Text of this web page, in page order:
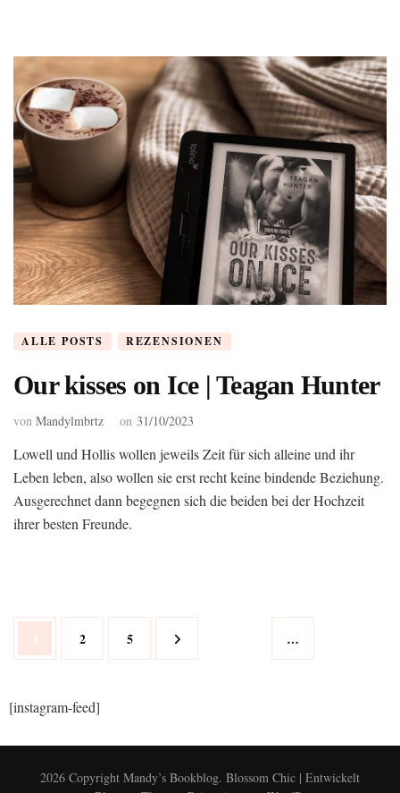
ALLE POSTS REZENSIONEN
Our kisses on Ice | Teagan Hunter
von Mandylmbrtz on 31/10/2023
Lowell und Hollis wollen jeweils Zeit für sich alleine und ihr
Leben leben, also wollen sie erst recht keine bindende Beziehung.
Ausgerechnet dann begegnen sich die beiden bei der Hochzeit
ihrer besten Freunde.
Seitennummerierung
der
Seite
1 Seite
2 …
Seite
5
[instagram-feed]
2026 Copyright Mandy’s Bookblog. Blossom Chic | Entwickelt